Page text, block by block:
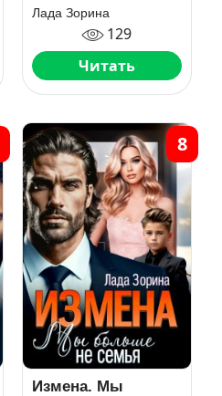
Лада Зорина
129
Читать
Измена. Мы
8